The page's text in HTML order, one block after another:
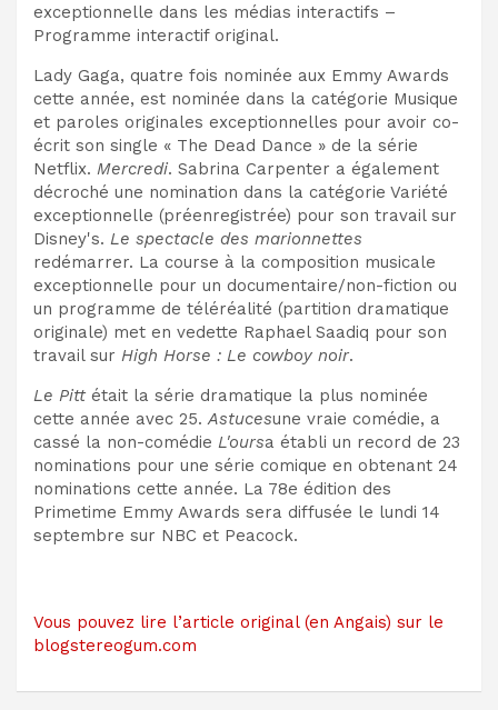
exceptionnelle dans les médias interactifs –
Programme interactif original.
Lady Gaga, quatre fois nominée aux Emmy Awards
cette année, est nominée dans la catégorie Musique
et paroles originales exceptionnelles pour avoir co-
écrit son single « The Dead Dance » de la série
Netflix. Mercredi. Sabrina Carpenter a également
décroché une nomination dans la catégorie Variété
exceptionnelle (préenregistrée) pour son travail sur
Disney's. Le spectacle des marionnettes
redémarrer. La course à la composition musicale
exceptionnelle pour un documentaire/non-fiction ou
un programme de téléréalité (partition dramatique
originale) met en vedette Raphael Saadiq pour son
travail sur High Horse : Le cowboy noir.
Le Pittétait la série dramatique la plus nominée
cette année avec 25.Astucesune vraie comédie, a
cassé la non-comédie L'oursa établi un record de 23
nominations pour une série comique en obtenant 24
nominations cette année. La 78e édition des
Primetime Emmy Awards sera diffusée le lundi 14
septembre sur NBC et Peacock.
Vous pouvez lire l’article original (en Angais) sur le
blogstereogum.com